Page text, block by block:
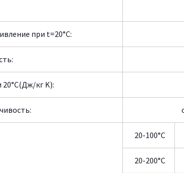
при t=20°C:
кг K):
20-100°C
20-200°C